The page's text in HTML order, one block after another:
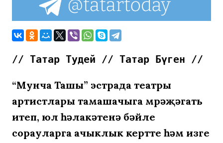
// Татар Тудей // Татар Бүген //
“Мунча Ташы” эстрада театры
артистлары тамашачыга мөрәҗәгать
итеп, юл һәлакәтенә бәйле
сорауларга ачыклык кертте һәм изге